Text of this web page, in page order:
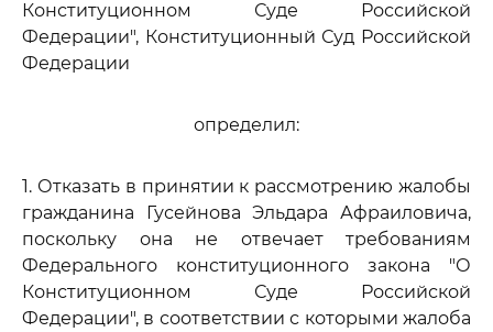
Конституционном Суде Российской
Федерации", Конституционный Суд Российской
Федерации
определил:
1. Отказать в принятии к рассмотрению жалобы
гражданина Гусейнова Эльдара Афраиловича,
поскольку она не отвечает требованиям
Федерального конституционного закона "О
Конституционном Суде Российской
Федерации", в соответствии с которыми жалоба